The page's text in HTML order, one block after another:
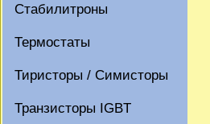
Стабилитроны
Термостаты
Тиристоры / Симисторы
Транзисторы IGBT